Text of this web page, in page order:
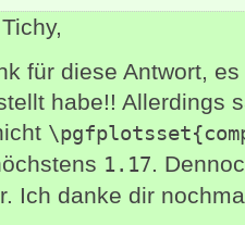
für diese Antwort,
habe!! Allerdings
1.17.
Ich danke dir